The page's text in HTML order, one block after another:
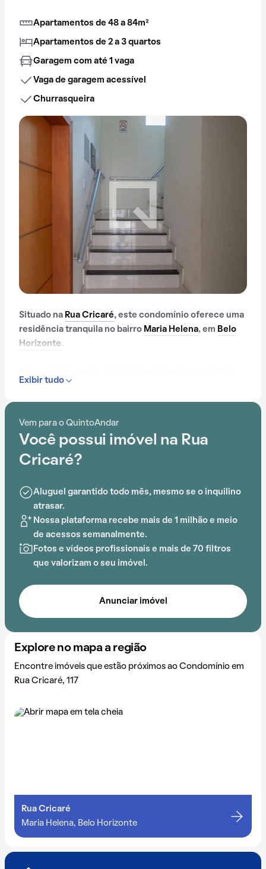
Apartamentos de 48 a 84m²
Apartamentos de 2 a 3 quartos
Garagem com até 1 vaga
Vaga de garagem acessível
Churrasqueira
Situado na Rua Cricaré, este condomínio oferece uma
residência tranquila no bairro Maria Helena, em Belo
Horizonte.
de Saúde Lagoa, Escola Estadual Menino Jesus de
Estadual São Pedro e São Paulo adiciona conveniência
ao cotidiano.
Exibir tudo
Vem para o QuintoAndar
Você possui imóvel na Rua
Cricaré?
Aluguel garantido todo mês, mesmo se o inquilino
atrasar.
Nossa plataforma recebe mais de 1 milhão e meio
de acessos semanalmente.
Fotos e vídeos profissionais e mais de 70 filtros
que valorizam o seu imóvel.
Anunciar imóvel
Explore no mapa a região
Encontre imóveis que estão próximos ao Condomínio em
Rua Cricaré, 117
Rua Cricaré
Maria Helena, Belo Horizonte